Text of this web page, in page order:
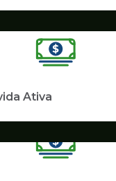
Ativa